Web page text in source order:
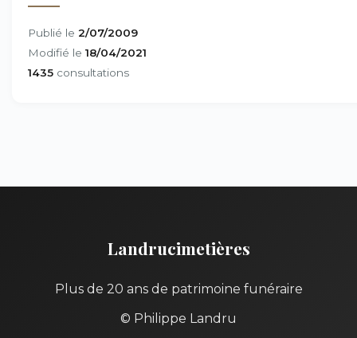
Publié le 2/07/2009
Modifié le 18/04/2021
1435 consultations
Landrucimetières
Plus de 20 ans de patrimoine funéraire
© Philippe Landru